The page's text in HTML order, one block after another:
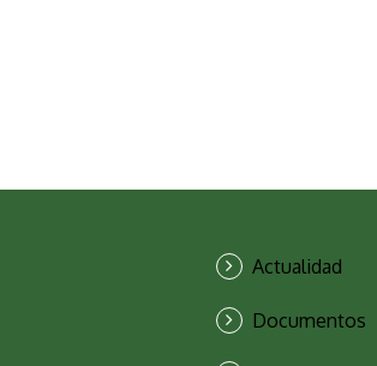
Actualidad
Documentos